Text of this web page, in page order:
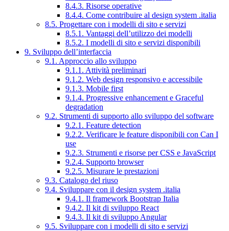
8.4.3. Risorse operative
8.4.4. Come contribuire al design system .italia
8.5. Progettare con i modelli di sito e servizi
8.5.1. Vantaggi dell’utilizzo dei modelli
8.5.2. I modelli di sito e servizi disponibili
9. Sviluppo dell’interfaccia
9.1. Approccio allo sviluppo
9.1.1. Attività preliminari
9.1.2. Web design responsivo e accessibile
9.1.3. Mobile first
9.1.4. Progressive enhancement e Graceful
degradation
9.2. Strumenti di supporto allo sviluppo del software
9.2.1. Feature detection
9.2.2. Verificare le feature disponibili con Can I
use
9.2.3. Strumenti e risorse per CSS e JavaScript
9.2.4. Supporto browser
9.2.5. Misurare le prestazioni
9.3. Catalogo del riuso
9.4. Sviluppare con il design system .italia
9.4.1. Il framework Bootstrap Italia
9.4.2. Il kit di sviluppo React
9.4.3. Il kit di sviluppo Angular
9.5. Sviluppare con i modelli di sito e servizi